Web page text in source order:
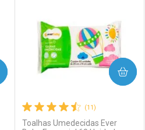
(11)
Toalhas Umedecidas Ever
COMPRAR